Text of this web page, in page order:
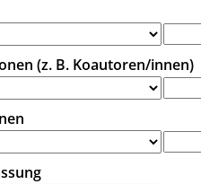
(z. B. Koautoren/innen)